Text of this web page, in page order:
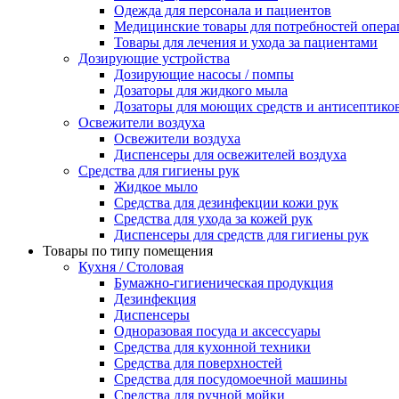
Одежда для персонала и пациентов
Медицинские товары для потребностей
Товары для лечения и ухода за пациентами
Дозирующие устройства
Дозирующие насосы / помпы
Дозаторы для жидкого мыла
Дозаторы для моющих средств и
Освежители воздуха
Освежители воздуха
Диспенсеры для освежителей воздуха
Средства для гигиены рук
Жидкое мыло
Средства для дезинфекции кожи рук
Средства для ухода за кожей рук
Диспенсеры для средств для гигиены рук
Товары по типу помещения
Кухня / Столовая
Бумажно-гигиеническая продукция
Дезинфекция
Диспенсеры
Одноразовая посуда и аксессуары
Средства для кухонной техники
Средства для поверхностей
Средства для посудомоечной машины
Средства для ручной мойки